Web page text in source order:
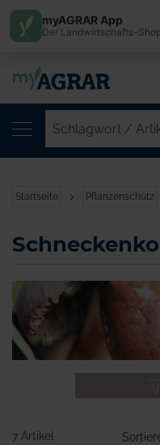
Startseite Pflanzenschutz
7 Artikel
myAGRAR App
Der Landwirtschafts-